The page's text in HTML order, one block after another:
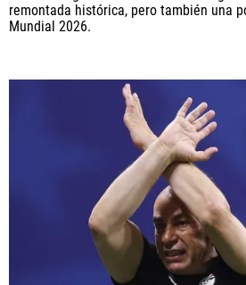
remontada histórica, pero también una
Mundial 2026.